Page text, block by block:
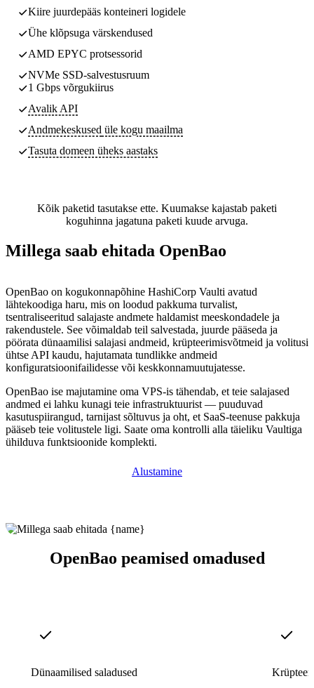
Kiire juurdepääs konteineri logidele
Ühe klõpsuga värskendused
AMD EPYC protsessorid
NVMe SSD-salvestusruum
1 Gbps võrgukiirus
Avalik API
Andmekeskused üle kogu maailma
Tasuta domeen üheks aastaks
Kõik paketid tasutakse ette. Kuumakse kajastab paketi
koguhinna jagatuna paketi kuude arvuga.
Millega saab ehitada OpenBao
OpenBao on kogukonnapõhine HashiCorp Vaulti avatud
lähtekoodiga haru, mis on loodud pakkuma turvalist,
tsentraliseeritud salajaste andmete haldamist meeskondadele ja
rakendustele. See võimaldab teil salvestada, juurde pääseda ja
pöörata dünaamilisi salajasi andmeid, krüpteerimisvõtmeid ja volitusi
ühtse API kaudu, hajutamata tundlikke andmeid
konfiguratsioonifailidesse või keskkonnamuutujatesse.
OpenBao ise majutamine oma VPS-is tähendab, et teie salajased
andmed ei lahku kunagi teie infrastruktuurist — puuduvad
kasutuspiirangud, tarnijast sõltuvus ja oht, et SaaS-teenuse pakkuja
pääseb teie volitustele ligi. Saate oma kontrolli alla täieliku Vaultiga
ühilduva funktsioonide komplekti.
Alustamine
OpenBao peamised omadused
Dünaamilised saladused